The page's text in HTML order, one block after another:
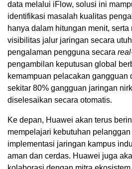
data melalui iFlow, solusi ini
identifikasi masalah kualitas
hanya dalam hitungan menit, serta
visibilitas jalur jaringan secara
pengalaman pengguna secara
pengambilan keputusan global
kemampuan pelacakan gangguan
sekitar 80% gangguan jaringan
diselesaikan secara otomatis.
Ke depan, Huawei akan terus
mempelajari kebutuhan
implementasi jaringan kampus
aman dan cerdas. Huawei juga